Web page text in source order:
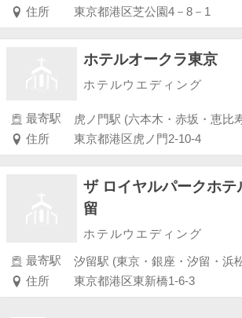
住所
東京都港区芝公園4－8－1
ホテルオークラ東京
ホテルウエディング
最寄駅
住所
東京都港区虎ノ門2-10-4
ザ ロイヤルパークホテ
留
ホテルウエディング
最寄駅
住所
東京都港区東新橋1-6-3